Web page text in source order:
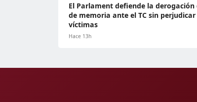
El Parlament defiende la derogación
de memoria ante el TC sin
víctimas
Hace 13h